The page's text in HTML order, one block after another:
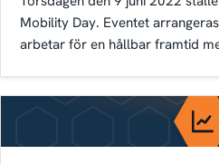
Mobility Day. Eventet
arbetar för en hållbar framtid